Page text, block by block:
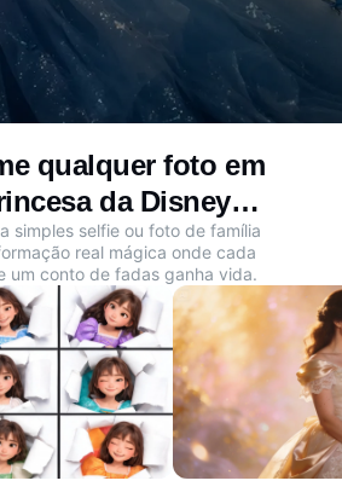
que transforma qualquer
de princesa de conto de fadas
Experimente agora.
qualquer foto em
da Disney
simples selfie ou foto de família
real mágica onde cada
um conto de fadas ganha vida.